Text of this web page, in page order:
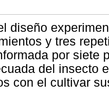
diseño
y tres
por siete
del insecto
con el cultivar